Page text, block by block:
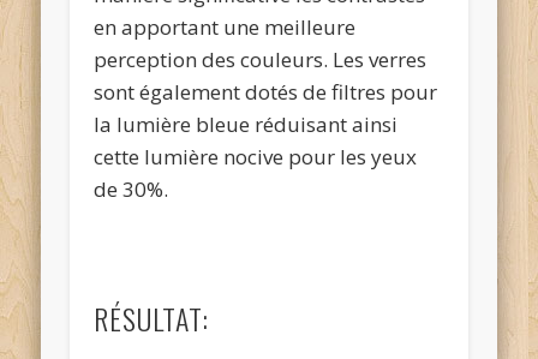
en apportant une meilleure
perception des couleurs. Les verres
sont également dotés de filtres pour
la lumière bleue réduisant ainsi
cette lumière nocive pour les yeux
de 30%.
RÉSULTAT: